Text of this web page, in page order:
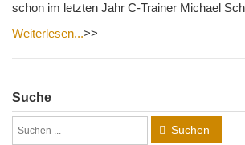
schon im letzten Jahr C-Trainer Michael
Weiterlesen...>>
Suche
Suchen